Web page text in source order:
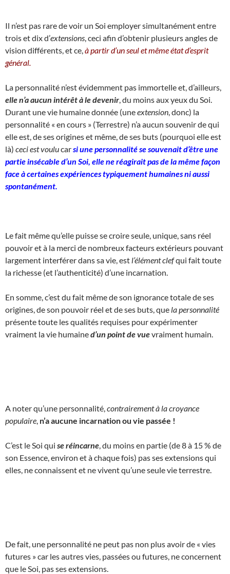
Il n’est pas rare de voir un Soi employer simultanément entre
trois et dix d’extensions , ceci afin d’obtenir plusieurs angles de
vision différents, et ce, à partir d’un seul et même état d’esprit
général.
La personnalité n’est évidemment pas immortelle et, d’ailleurs,
elle n’a aucun intérêt à le devenir , du moins aux yeux du Soi.
Durant une vie humaine donnée (uneextension , donc) la
personnalité « en cours » (Terrestre) n’a aucun souvenir de qui
elle est, de ses origines et même, de ses buts (pourquoi elle est
là) ceci est voulucarsi une personnalité se souvenait d’être une
partie insécable d’un Soi, elle ne réagirait pas de la même façon
face à certaines expériences typiquement humaines ni aussi
spontanément.
Le fait même qu’elle puisse se croire seule, unique, sans réel
pouvoir et à la merci de nombreux facteurs extérieurs pouvant
largement interférer dans sa vie, est l’élément clefqui fait toute
la richesse (et l’authenticité) d’une incarnation.
En somme, c’est du fait même de son ignorance totale de ses
origines, de son pouvoir réel et de ses buts, que la personnalité
présente toute les qualités requises pour expérimenter
vraiment la vie humained’un point de vuevraiment humain.
A noter qu’une personnalité, contrairement à la croyance
populaire n’a aucune incarnation ou vie passée !
C’est le Soi qui se réincarne , du moins en partie (de 8 à 15 % de
son Essence, environ et à chaque fois) pas ses extensions qui
elles, ne connaissent et ne vivent qu’une seule vie terrestre.
De fait, une personnalité ne peut pas non plus avoir de « vies
futures » car les autres vies, passées ou futures, ne concernent
que le Soi, pas ses extensions.